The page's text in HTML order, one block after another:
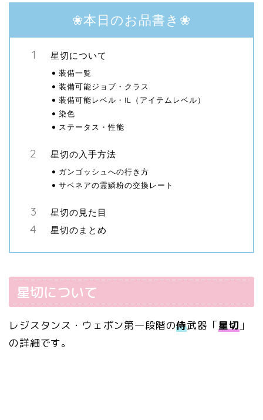
❀本日のお品書き❀
星切について
装備一覧
装備可能ジョブ・クラス
装備可能レベル・IL（アイテムレベル）
染色
ステータス・性能
星切の入手方法
ガンゴッシュへの行き方
サベネアの霊鱗粉の交換レート
星切の見た目
星切のまとめ
星切について
レジスタンス・ウェポン第一段階の侍武器「星切 」
の詳細です。